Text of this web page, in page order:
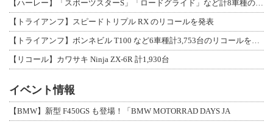
【トライアンフ】スピードトリプル RX のリコールを発表
【リコール】カワサキ Ninja ZX-6R 計1,930台
イベント情報
【BMW】新型 F450GS も登場！「BMW MOTORRAD DAYS JA